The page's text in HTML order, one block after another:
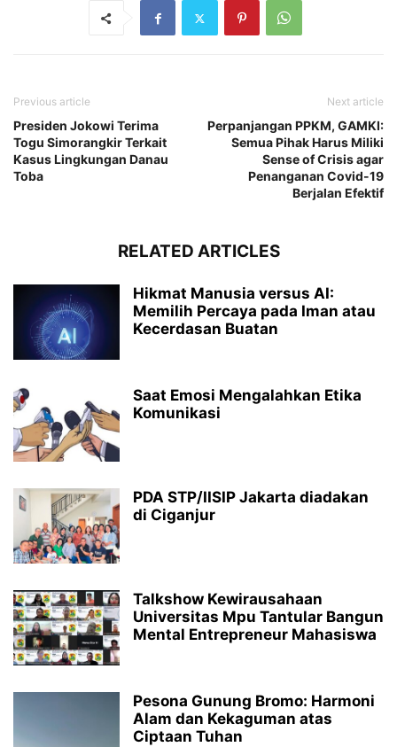
Previous article
Presiden Jokowi Terima
Togu Simorangkir Terkait
Kasus Lingkungan Danau
Toba
Next article
Perpanjangan PPKM, GAMKI:
Semua Pihak Harus Miliki
Sense of Crisis agar
Penanganan Covid-19
Berjalan Efektif
RELATED ARTICLES
Hikmat Manusia versus AI:
Memilih Percaya pada Iman atau
Kecerdasan Buatan
Saat Emosi Mengalahkan Etika
Komunikasi
PDA STP/IISIP Jakarta diadakan
di Ciganjur
Talkshow Kewirausahaan
Universitas Mpu Tantular Bangun
Mental Entrepreneur Mahasiswa
Pesona Gunung Bromo: Harmoni
Alam dan Kekaguman atas
Ciptaan Tuhan